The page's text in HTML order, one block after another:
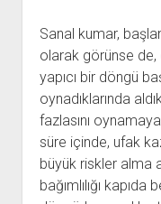
Sanal kumar,
olarak görünse de,
yapıcı bir döngü
oynadıklarında
fazlasını
süre içinde, ufak
büyük riskler alma
bağımlılığı